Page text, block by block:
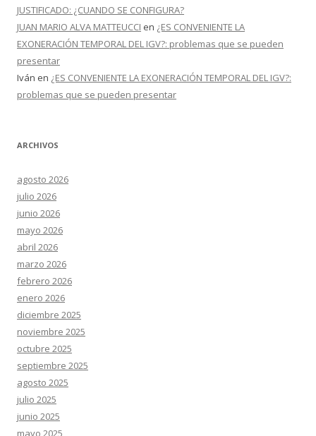
JUSTIFICADO: ¿CUANDO SE CONFIGURA?
JUAN MARIO ALVA MATTEUCCI en ¿ES CONVENIENTE LA
EXONERACIÓN TEMPORAL DEL IGV?: problemas que se pueden
presentar
Iván en ¿ES CONVENIENTE LA EXONERACIÓN TEMPORAL DEL IGV?:
problemas que se pueden presentar
ARCHIVOS
agosto 2026
julio 2026
junio 2026
mayo 2026
abril 2026
marzo 2026
febrero 2026
enero 2026
diciembre 2025
noviembre 2025
octubre 2025
septiembre 2025
agosto 2025
julio 2025
junio 2025
mayo 2025